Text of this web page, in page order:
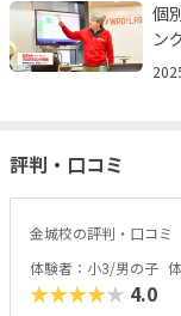
個
ン
評判・口コミ
金城校の評判・口コミ
体験者：小3/男の子
★★★★★ 4.0